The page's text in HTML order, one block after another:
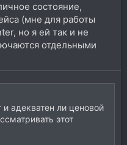
состояние,
(мне для работы
но я ей так и не
отдельными
адекватен ли ценовой
этот